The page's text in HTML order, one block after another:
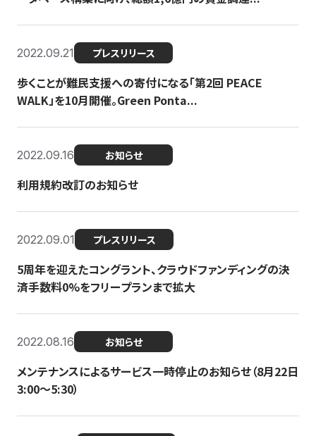
2022.09.21 プレスリリース
歩くことが難民支援への寄付になる「第2回 PEACE
WALK」を10月開催。Green Ponta...
2022.09.16 お知らせ
利用規約改訂のお知らせ
2022.09.01 プレスリリース
5周年を迎えたコングラント、クラウドファンディングの決
済手数料0%をフリープランまで拡大
2022.08.16 お知らせ
メンテナンスによるサービス一時停止のお知らせ（8月22日
3:00〜5:30）